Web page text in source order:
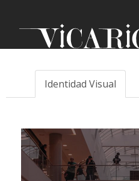
Identidad Visual